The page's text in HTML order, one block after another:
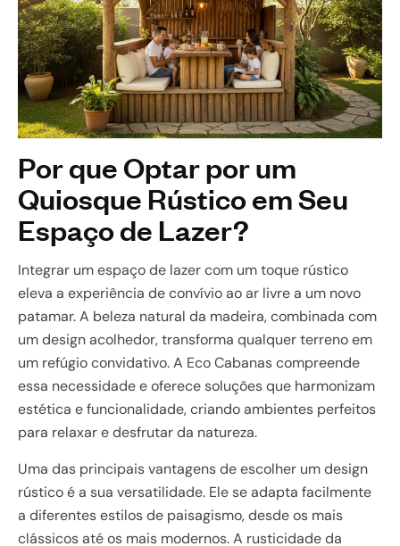
Por que Optar por um
Quiosque Rústico em Seu
Espaço de Lazer?
Integrar um espaço de lazer com um toque rústico
eleva a experiência de convívio ao ar livre a um novo
patamar. A beleza natural da madeira, combinada com
um design acolhedor, transforma qualquer terreno em
um refúgio convidativo. A Eco Cabanas compreende
essa necessidade e oferece soluções que harmonizam
estética e funcionalidade, criando ambientes perfeitos
para relaxar e desfrutar da natureza.
Uma das principais vantagens de escolher um design
rústico é a sua versatilidade. Ele se adapta facilmente
a diferentes estilos de paisagismo, desde os mais
clássicos até os mais modernos. A rusticidade da